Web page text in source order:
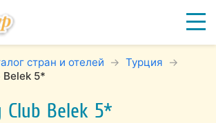
стран и отелей
Турция
Belek 5*
Club Belek 5*